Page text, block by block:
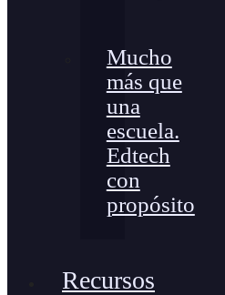
Mucho
más que
una
escuela.
Edtech
con
propósito
Recursos